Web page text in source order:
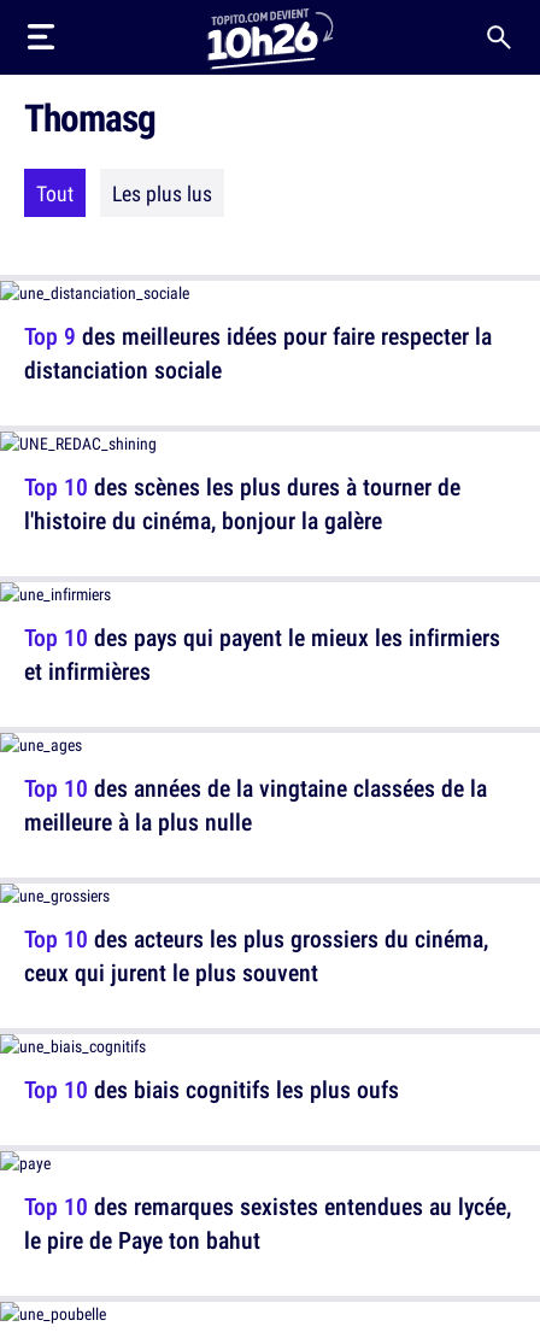
Thomasg
Tout Les plus lus
Top 9 des meilleures idées pour faire respecter la
distanciation sociale
Top 10 des pays qui payent le mieux les infirmiers
et infirmières
Top 10 des acteurs les plus grossiers du cinéma,
ceux qui jurent le plus souvent
Top 10 des scènes les plus dures à tourner de
l'histoire du cinéma, bonjour la galère
Top 10 des années de la vingtaine classées de la
meilleure à la plus nulle
Top 10 des biais cognitifs les plus oufs
Top 10 des remarques sexistes entendues au lycée,
le pire de Paye ton bahut